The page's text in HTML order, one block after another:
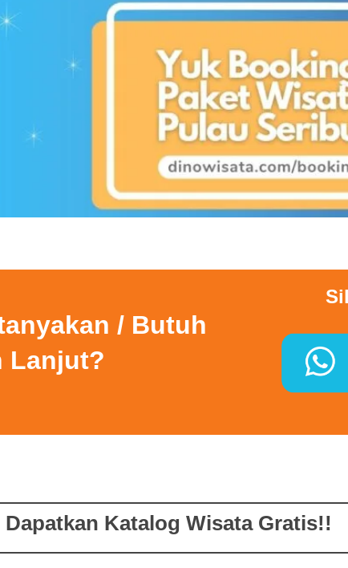
/ Butuh
Lanjut?
Dapatkan Katalog Wisata Gratis!!